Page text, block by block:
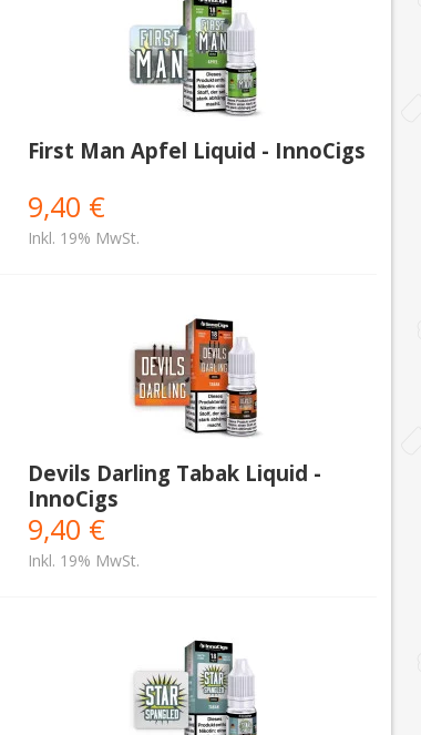
First Man Apfel Liquid - InnoCigs
9,40 €
Inkl. 19% MwSt.
Devils Darling Tabak Liquid -
InnoCigs
9,40 €
Inkl. 19% MwSt.